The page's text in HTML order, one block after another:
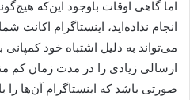
اما گاهی اوقات باوجود این‌که
انجام نداده‌اید، اینستاگرام اکانت
می‌تواند به دلیل اشتباه خود کمپانی
ارسالی زیادی را در مدت زمان کم
صورتی باشد که اینستاگرام آن‌ها را